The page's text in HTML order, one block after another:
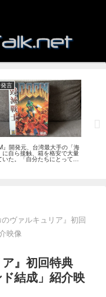
言
』開発元、台湾最大手の「海
に自ら接触、箱を格安で大量
いた。「自分たちにとっては
た」
のヴァルキュリア』初回
映像
ア』初回特典
結成」紹介映